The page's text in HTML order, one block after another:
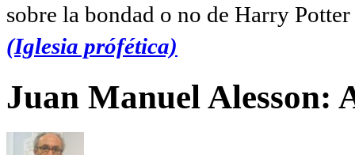
sobre la bondad o no de Harry
(Iglesia prófética)
Juan Manuel Alesson: